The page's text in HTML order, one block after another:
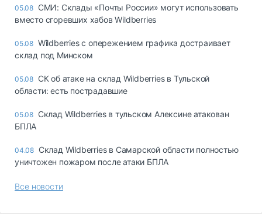
05.08 СМИ: Склады «Почты России» могут использовать
вместо сгоревших хабов Wildberries
05.08 Wildberries с опережением графика достраивает
склад под Минском
05.08 СК об атаке на склад Wildberries в Тульской
области: есть пострадавшие
05.08 Склад Wildberries в тульском Алексине атакован
БПЛА
04.08 Склад Wildberries в Самарской области полностью
уничтожен пожаром после атаки БПЛА
Все новости